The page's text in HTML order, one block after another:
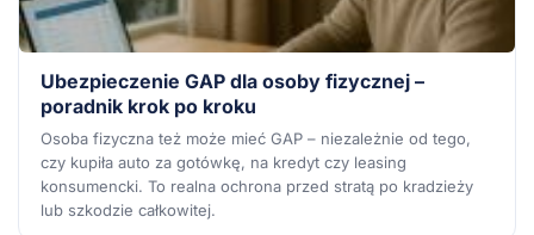
Ubezpieczenie GAP dla osoby fizycznej –
poradnik krok po kroku
Osoba fizyczna też może mieć GAP – niezależnie od tego,
czy kupiła auto za gotówkę, na kredyt czy leasing
konsumencki. To realna ochrona przed stratą po kradzieży
lub szkodzie całkowitej.